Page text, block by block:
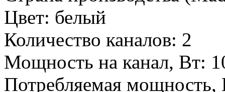
Цвет: белый
Количество каналов: 2
Мощность на канал, Вт:
Потребляемая